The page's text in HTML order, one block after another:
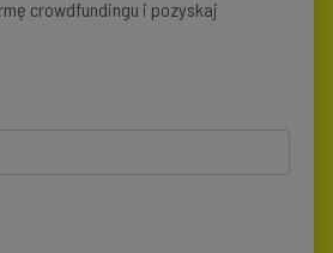
crowdfundingu i pozyskaj